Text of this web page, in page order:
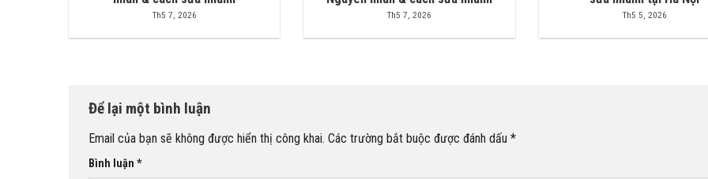
Th5 7, 2026 Th5 7, 2026 Th5 5, 2026
Để lại một bình luận
Email của bạn sẽ không được hiển thị công khai. Các trường bắt buộc được đánh dấu *
Bình luận *